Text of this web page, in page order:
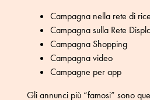
Campagna nella rete di
Campagna sulla Rete
Campagna Shopping
Campagna video
Campagne per app
Gli annunci più “famosi” sono